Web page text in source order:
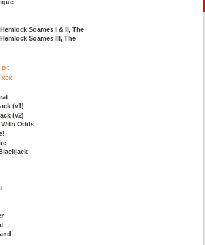
Soames I & II, The
Soames III, The
(v1)
(v2)
With Odds